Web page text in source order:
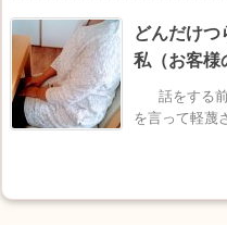
どんだけ
私（お客様
話をする
を言って軽蔑